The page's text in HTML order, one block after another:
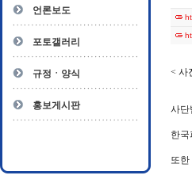
- 전문수련감독자
- 전문수련기관
언론보도
포토갤러리
규정ㆍ양식
홍보게시판
< 사
사단
한국
또